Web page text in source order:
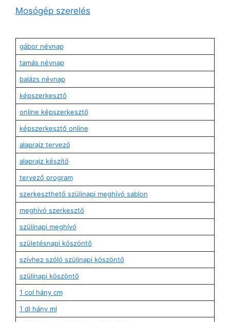
Mosógép szerelés
gábor névnap
tamás névnap
balázs névnap
képszerkesztő
online képszerkesztő
képszerkesztő online
alaprajz tervező
alaprajz készítő
tervező program
szerkeszthető szülinapi meghívó sablon
meghívó szerkesztő
szülinapi meghívó
születésnapi köszöntő
szívhez szóló szülinapi köszöntő
szülinapi köszöntő
1 col hány cm
1 dl hány ml